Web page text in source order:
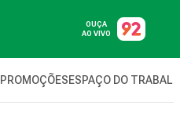
OUÇA
AO VIVO
PROMOÇÕESESPAÇO DO